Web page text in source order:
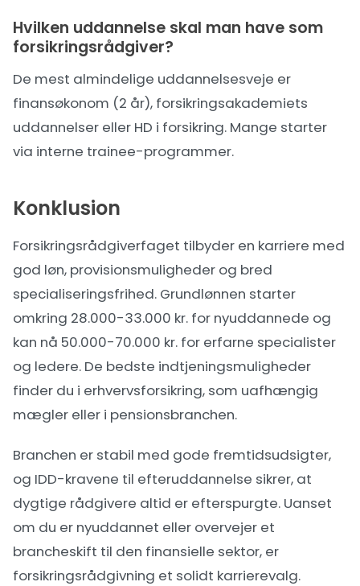
Hvilken uddannelse skal man have som
forsikringsrådgiver?
De mest almindelige uddannelsesveje er
finansøkonom (2 år), forsikringsakademiets
uddannelser eller HD i forsikring. Mange starter
via interne trainee-programmer.
Konklusion
Forsikringsrådgiverfaget tilbyder en karriere med
god løn, provisionsmuligheder og bred
specialiseringsfrihed. Grundlønnen starter
omkring 28.000-33.000 kr. for nyuddannede og
kan nå 50.000-70.000 kr. for erfarne specialister
og ledere. De bedste indtjeningsmuligheder
finder du i erhvervsforsikring, som uafhængig
mægler eller i pensionsbranchen.
Branchen er stabil med gode fremtidsudsigter,
og IDD-kravene til efteruddannelse sikrer, at
dygtige rådgivere altid er efterspurgte. Uanset
om du er nyuddannet eller overvejer et
brancheskift til den finansielle sektor, er
forsikringsrådgivning et solidt karrierevalg.